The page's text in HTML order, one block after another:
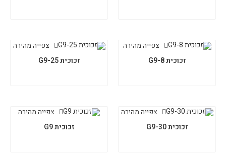
צפייה מהירה
זכוכית G9-8
צפייה מהירה
זכוכית G9-25
צפייה מהירה
זכוכית G9-30
צפייה מהירה
זכוכית G9